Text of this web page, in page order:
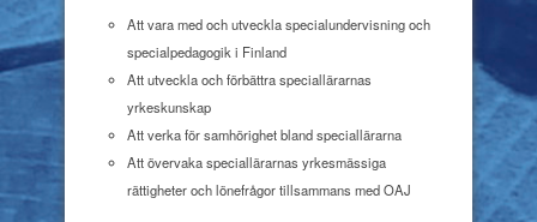
Att vara med och utveckla specialundervisning och
specialpedagogik i Finland
Att utveckla och förbättra speciallärarnas
yrkeskunskap
Att verka för samhörighet bland speciallärarna
Att övervaka speciallärarnas yrkesmässiga
rättigheter och lönefrågor tillsammans med OAJ